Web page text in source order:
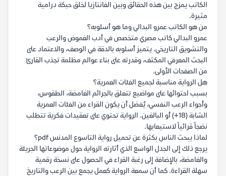
الكاتب يمزج بين هذه الحقائق وبين الفانتازيا لخلق حبكة درامية
مثيرة.
من هو الكاتب عمرو البدالي وما هو أسلوبه؟
عمرو البدالي كاتب مصري متخصص في أدب الغموض والرعب
والتشويق التاريخي. يتميز أسلوبه بالدقة في الوصف، والاعتماد على
البحث المعرفي المكثف، وقدرته على بناء عوالم مظلمة تجذب القارئ
من الصفحات الأولى.
هل الرواية مناسبة لجميع الفئات العمرية؟
بسبب احتوائها على مواضيع تتعلق بالجرائم الغامضة، الطقوس،
وأجواء الرعب النفسي، يُفضل أن يكون القراء من الفئات العمرية
الشابة (18+) أو البالغين. الرواية تحتوي على تعقيدات فكرية تتطلب
نضجاً قرائياً لاستيعابها.
لماذا يبحث الناس بكثرة عن تحميل رواية التاسوع المدنس pdf؟
يرجع ذلك إلى الجدل الواسع الذي أثارته الرواية حول موضوعاتها الجريئة
والغامضة، بالإضافة إلى رغبة القراء في الحصول على نسخة رقمية
سهلة القراءة. كما أن سمعة الرواية كعمل يجمع بين الرعب والتاريخ